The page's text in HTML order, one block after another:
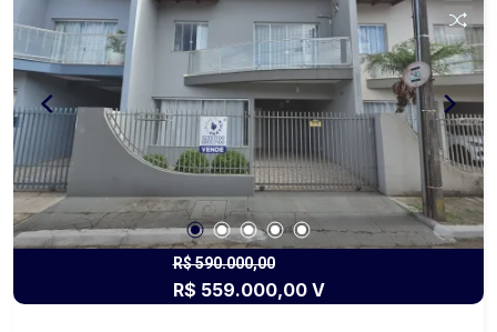
R$ 590.000,00
R$ 559.000,00 V